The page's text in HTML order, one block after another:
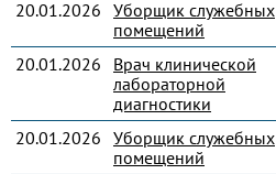
20.01.2026 Уборщик служебных
помещений
20.01.2026
Врач клинической
лабораторной
диагностики
20.01.2026 Уборщик служебных
помещений